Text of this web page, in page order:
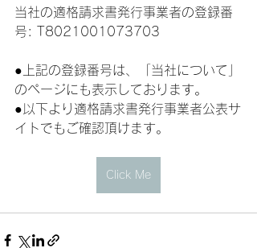
当社の適格請求書発行事業者の登録番
号: T8021001073703
●上記の登録番号は、「当社について」
のページにも表示しております。
●以下より適格請求書発行事業者公表サ
イトでもご確認頂けます。
Click Me